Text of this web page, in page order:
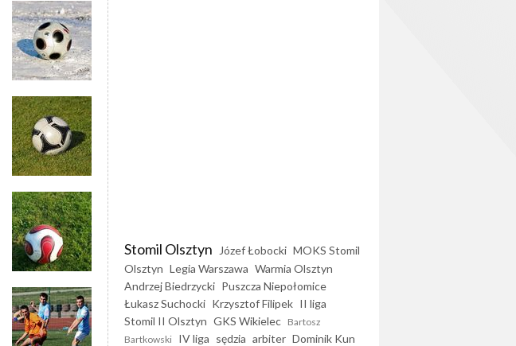
Stomil Olsztyn Józef Łobocki MOKS Stomil
Olsztyn Legia Warszawa Warmia Olsztyn
Andrzej Biedrzycki Puszcza Niepołomice
Łukasz Suchocki Krzysztof Filipek II liga
Stomil II Olsztyn GKS Wikielec Bartosz
Bartkowski IV liga sędzia arbiter Dominik Kun